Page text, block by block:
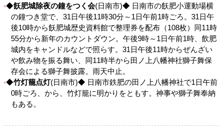
◆飫肥城除夜の鐘をつく会(日南市)◆ 日南市の飫肥小運動場横
の鐘つき堂で、31日午後11時30分～1日午前1時ごろ。31日午
後10時から飫肥城歴史資料館で整理券を配布（108枚）同11時
55分から新年のカウントダウン。午後9時～1日午前1時、飲肥
城内をキャンドルなどで照らす。31日午後11時からぜんざい
や飲み物を振る舞い、同11時半から田ノ上八幡神社獅子舞保
存会による獅子舞披露。雨天中止。
◆竹灯籠点灯(日南市)◆ 日南市鉄肥の田ノ上八幡神社で1日午前
0時ごろ、から、竹灯籠に明かりをともす。神事や獅子舞奉納
もある。